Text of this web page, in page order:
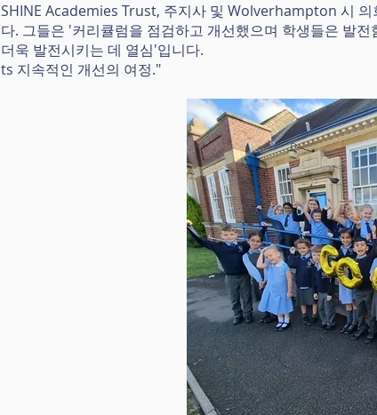
SHINE Academies Trust, 주지사 및 Wolverhampton 시
다. 그들은 '커리큘럼을 점검하고 개선했으며 학생들은 발
더욱 발전시키는 데 열심'입니다.
ts 지속적인 개선의 여정."